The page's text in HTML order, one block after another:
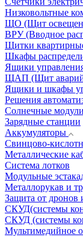
Низковольтные
ЩО (Щит
ВРУ (Вводное
Щитки
Шкафы
Ящики
ЩАП (Щит
Ящики и шкафы
Решения
Солнечные модули
Зарядные станции
Аккумуляторы
Свинцово-
Металлические
Система лотков
Модульные
Металлорукав и
Защита от
СКУД(системы
СКУД (системы
Мультимедийное